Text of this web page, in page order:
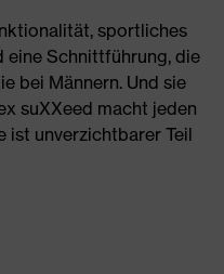
sportliches
eine Schnittführung, die
bei Männern. Und sie
suXXeed macht jeden
ist unverzichtbarer Teil